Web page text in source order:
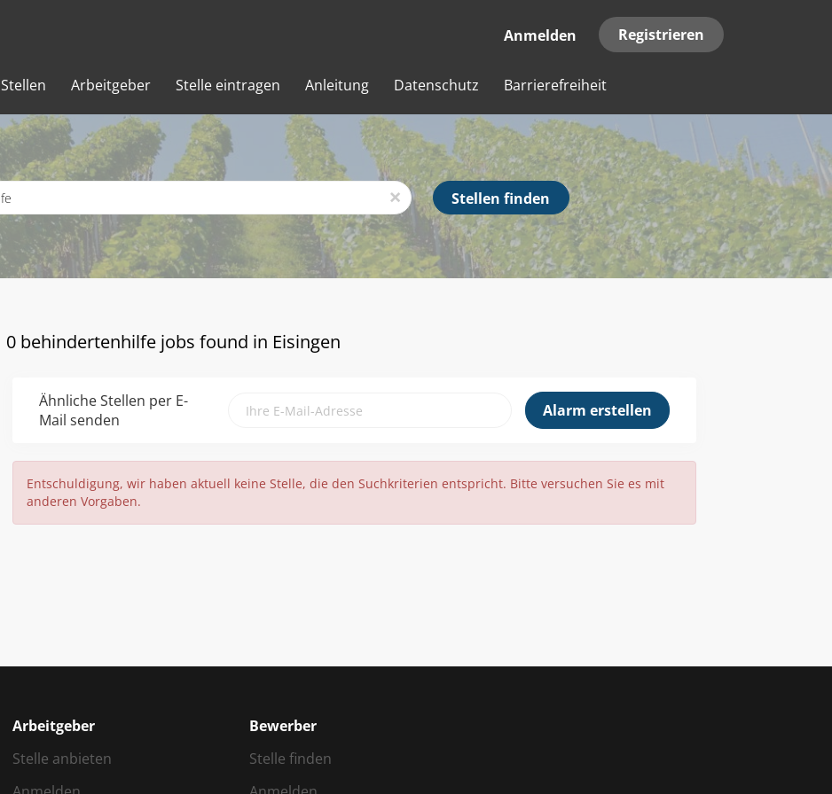
Anmelden Registrieren
Stellen Arbeitgeber Stelle eintragen Anleitung Datenschutz Barrierefreiheit
x
Stellen
findenStellen finden
0 behindertenhilfe jobs found in Eisingen
Ähnliche Stellen per E-
Mail senden
Entschuldigung, wir haben aktuell keine Stelle, die den Suchkriterien entspricht. Bitte versuchen Sie es mit
anderen Vorgaben.
Arbeitgeber
Stelle anbieten
Bewerber
Stelle finden